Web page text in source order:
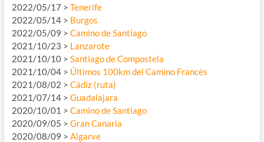
2022/05/17 > Tenerife
2022/05/14 > Burgos
2022/05/09 > Camino de Santiago
2021/10/23 > Lanzarote
2021/10/10 > Santiago de Compostela
2021/10/04 > Últimos 100km del Camino Francés
2021/08/02 > Cádiz (ruta)
2021/07/14 > Guadalajara
2020/10/01 > Camino de Santiago
2020/09/05 > Gran Canaria
2020/08/09 > Algarve